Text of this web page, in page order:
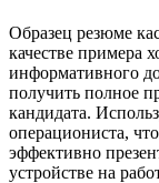
Образец резюме
качестве примера
информативного
получить полное
кандидата.
операциониста,
эффективно
устройстве на